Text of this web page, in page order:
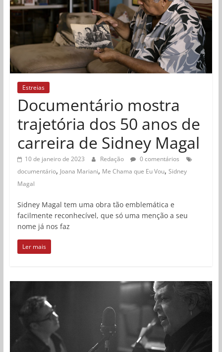
Estreias
Documentário mostra
trajetória dos 50 anos de
carreira de Sidney Magal
10 de janeiro de 2023 Redação
0 comentários
documentário, Joana Mariani, Me Chama que Eu Vou, Sidney
Magal
Sidney Magal tem uma obra tão emblemática e
facilmente reconhecível, que só uma menção a seu
nome já nos faz
Ler mais